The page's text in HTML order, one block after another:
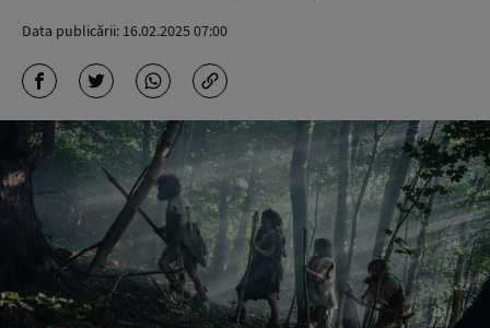
Data publicării: 16.02.2025 07:00